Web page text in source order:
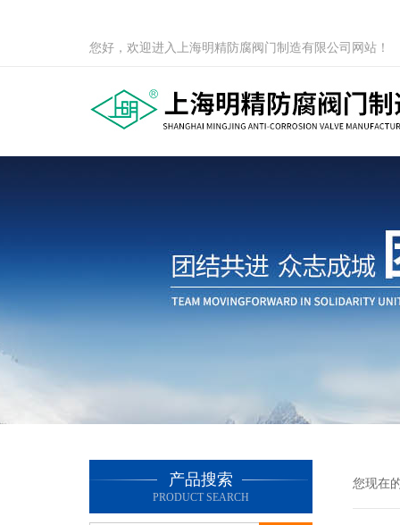
您好，欢迎进入上海明精防腐阀门制造有限公司网站！
产品搜索
PRODUCT SEARCH
您现在